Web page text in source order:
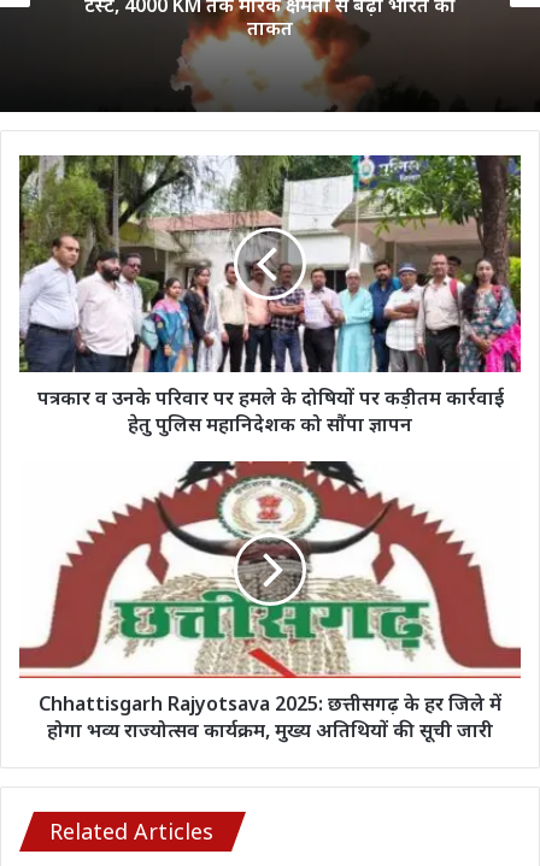
पार्टी?
पत्रकार
व
उनके
परिवार
पर
हमले
के
दोषियों
पर
कड़ीतम
पत्रकार व उनके परिवार पर हमले के दोषियों पर कड़ीतम कार्रवाई
हेतु पुलिस महानिदेशक को सौंपा ज्ञापन
छत्तीसगढ़
में
होगा
राज्योत्सव
की
सूची
Chhattisgarh Rajyotsava 2025: छत्तीसगढ़ के हर जिले में
होगा भव्य राज्योत्सव कार्यक्रम, मुख्य अतिथियों की सूची जारी
Related Articles